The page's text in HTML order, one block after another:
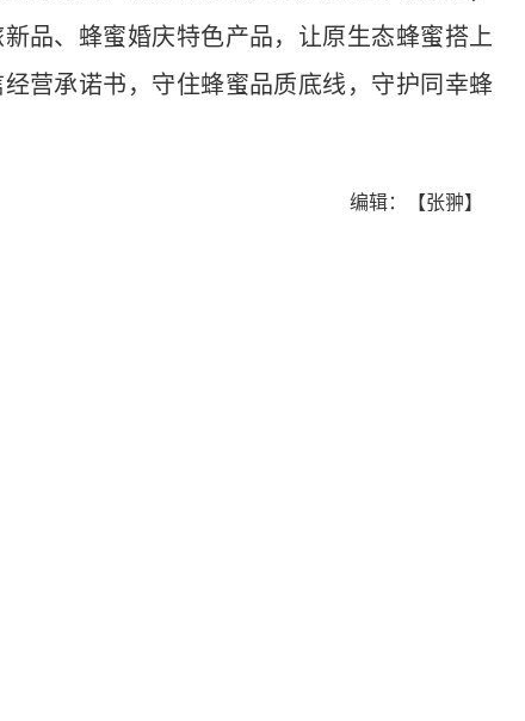
品、蜂蜜婚庆特色产品，让原生态蜂蜜搭上
营承诺书，守住蜂蜜品质底线，守护同幸蜂
编辑：【张翀】